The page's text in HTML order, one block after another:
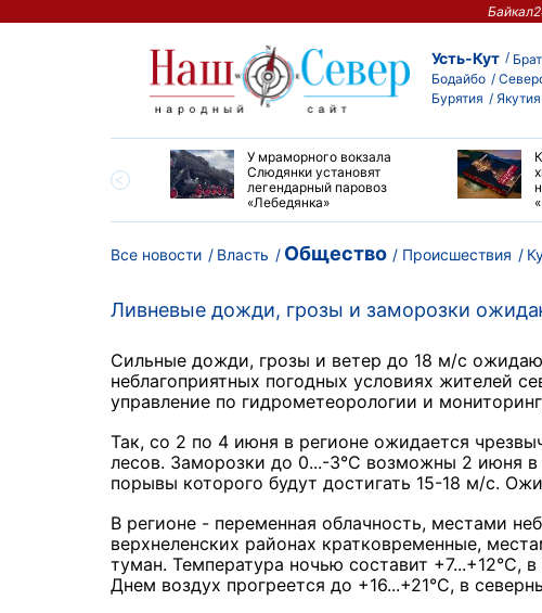
Усть-Кут
Бодайбо
Бурятия
Якутия
У мраморного вокзала
Слюдянки установят
легендарный паровоз
«Лебедянка»
Все новости Власть Общество Происшествия
Ливневые дожди, грозы и заморозки
Сильные дожди, грозы и ветер до 18 м/с
неблагоприятных погодных условиях жителей
управление по гидрометеорологии и
Так, со 2 по 4 июня в регионе ожидается
лесов. Заморозки до 0...-3°С возможны 2 июня в
порывы которого будут достигать 15-18 м/с.
В регионе - переменная облачность, местами
верхнеленских районах кратковременные,
туман. Температура ночью составит +7...+12°С,
Днем воздух прогреется до +16...+21°С, в